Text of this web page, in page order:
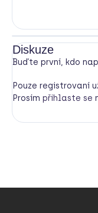
Diskuze
Buďte první, kdo
Pouze registrovaní
Prosím přihlaste se